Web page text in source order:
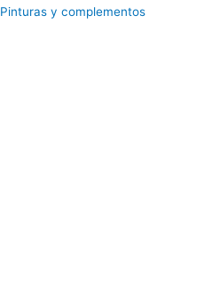
Pinturas y complementos